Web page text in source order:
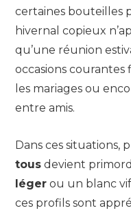
certaines bouteilles
hivernal copieux
qu’une réunion
occasions
les mariages ou
entre amis.
Dans ces situations,
tous devient
léger ou un blanc
ces profils sont